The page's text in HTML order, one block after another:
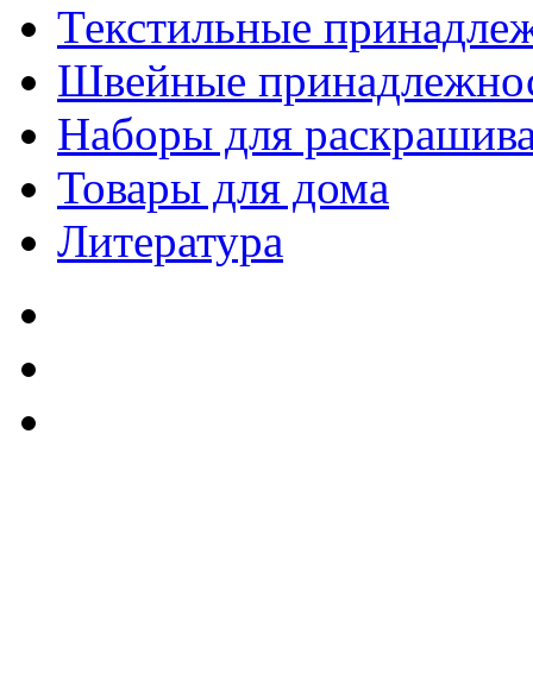
Текстильные
Швейные
Наборы для
Товары для дома
Литература